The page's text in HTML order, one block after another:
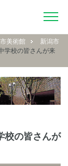
美術館
新潟市
学校の皆さんが来
校の皆さんが